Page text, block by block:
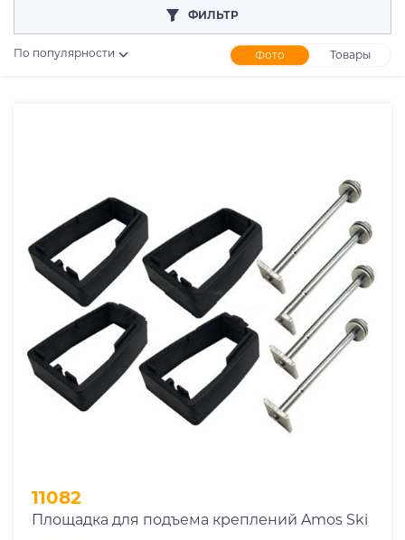
ФИЛЬТР
По популярности Фото Товары
Производитель
.Amos
.Thule
Страна
11082
Площадка для подъема креплений Amos Ski